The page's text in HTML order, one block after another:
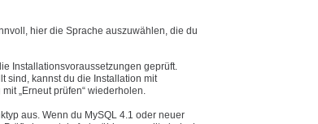
hier die Sprache auszuwählen, die du
Installationsvoraussetzungen geprüft.
sind, kannst du die Installation mit
„Erneut prüfen“ wiederholen.
aus. Wenn du MySQL 4.1 oder neuer